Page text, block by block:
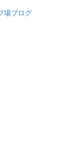
場ブログ